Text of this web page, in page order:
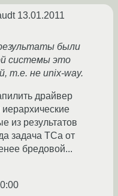
13.01.2011
были
системы это
т.е. не unix-way.
драйвер
из результатов
задача ТСа от
бредовой...